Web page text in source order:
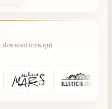
des soutiens qui